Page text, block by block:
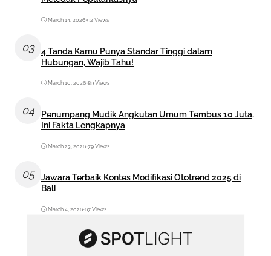
March 14, 2026•92 Views
03
4 Tanda Kamu Punya Standar Tinggi dalam
Hubungan, Wajib Tahu!
March 10, 2026•89 Views
04
Penumpang Mudik Angkutan Umum Tembus 10 Juta,
Ini Fakta Lengkapnya
March 23, 2026•79 Views
05
Jawara Terbaik Kontes Modifikasi Ototrend 2025 di
Bali
March 4, 2026•67 Views